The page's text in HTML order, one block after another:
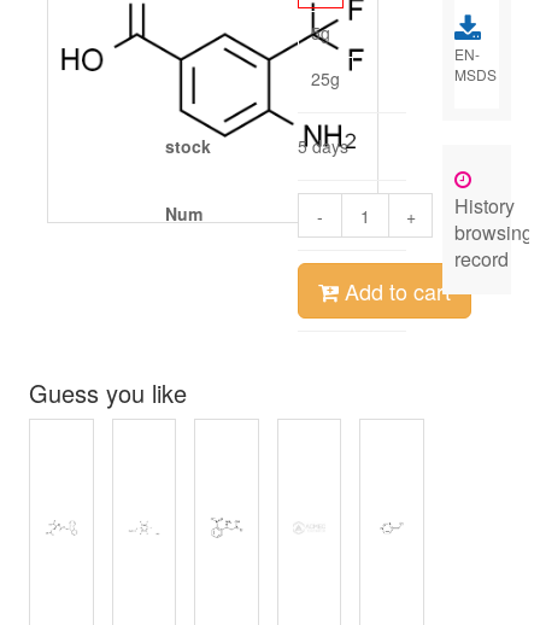
5g
25g
stock 5 days
Num - +
Add to cart
Guess you like
EN-
MSDS
History
browsing
record